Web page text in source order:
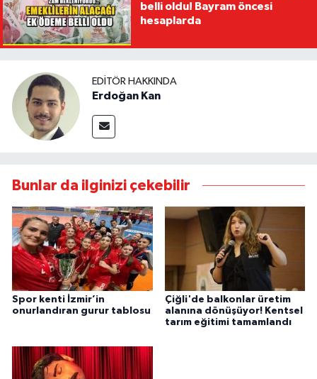
belli oldu! Bayram öncesi
hesaplarda
EDITÖR HAKKINDA
Erdoğan Kan
Bunlar da ilginizi çekebilir
Spor kenti İzmir’in
onurlandıran gurur tablosu
Çiğli'de balkonlar üretim
alanına dönüşüyor! Kentsel
tarım eğitimi tamamlandı